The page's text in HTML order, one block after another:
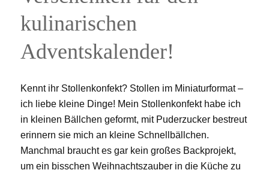
kulinarischen
Adventskalender!
Kennt ihr Stollenkonfekt? Stollen im Miniaturformat –
ich liebe kleine Dinge! Mein Stollenkonfekt habe ich
in kleinen Bällchen geformt, mit Puderzucker bestreut
erinnern sie mich an kleine Schnellbällchen.
Manchmal braucht es gar kein großes Backprojekt,
um ein bisschen Weihnachtszauber in die Küche zu